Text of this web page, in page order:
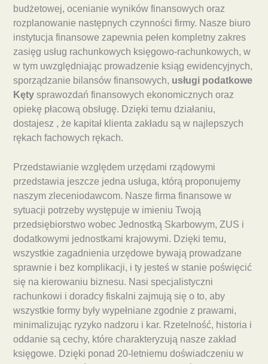
budżetowej, ocenianie wyników finansowych oraz
rozplanowanie następnych czynności firmy. Nasze biuro
instytucja finansowe zapewnia pełen kompletny zakres
zasięg usług rachunkowych księgowo-rachunkowych, w
w tym uwzględniając prowadzenie ksiąg ewidencyjnych,
sporządzanie bilansów finansowych, usługi podatkowe
Kęty sprawozdań finansowych ekonomicznych oraz
opiekę płacową obsługę. Dzięki temu działaniu,
dostajesz , że kapitał klienta zakładu są w najlepszych
rękach fachowych rękach.
Przedstawianie względem urzędami rządowymi
przedstawia jeszcze jedna usługa, którą proponujemy
naszym zleceniodawcom. Nasze firma finansowe w
sytuacji potrzeby występuje w imieniu Twoją
przedsiębiorstwo wobec Jednostką Skarbowym, ZUS i
dodatkowymi jednostkami krajowymi. Dzięki temu,
wszystkie zagadnienia urzędowe bywają prowadzane
sprawnie i bez komplikacji, i ty jesteś w stanie poświęcić
się na kierowaniu biznesu. Nasi specjalistyczni
rachunkowi i doradcy fiskalni zajmują się o to, aby
wszystkie formy były wypełniane zgodnie z prawami,
minimalizując ryzyko nadzoru i kar. Rzetelność, historia i
oddanie są cechy, które charakteryzują nasze zakład
księgowe. Dzięki ponad 20-letniemu doświadczeniu w